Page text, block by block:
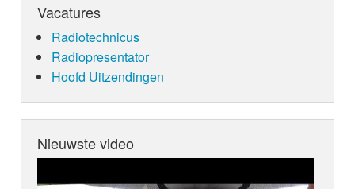
Vacatures
Radiotechnicus
Radiopresentator
Hoofd Uitzendingen
Nieuwste video